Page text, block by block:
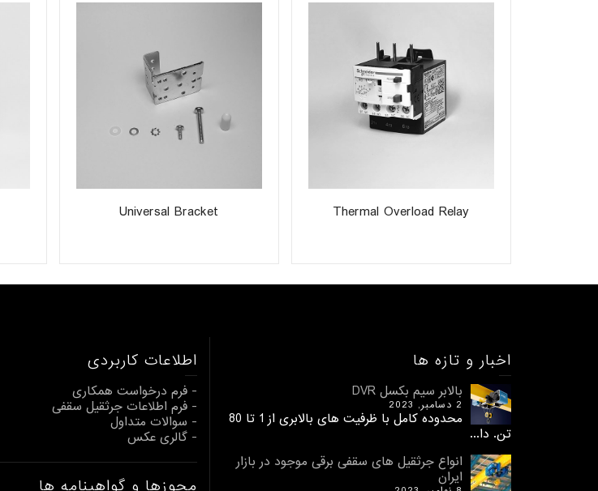
Thermal Overload Relay
Universal Bracket
اخبار و تازه ها
بالابر سیم بکسل DVR
2 دسامبر, 2023
محدوده کامل با ظرفیت های بالابری از 1 تا 80
تن. دا...
انواع جرثقیل های سقفی برقی موجود در بازار
ایران
اطلاعات کاربردی
- فرم درخواست همکاری
- فرم اطلاعات جرثقیل سقفی
- سوالات متداول
- گالری عکس
مجوزها و گواهینامه ها